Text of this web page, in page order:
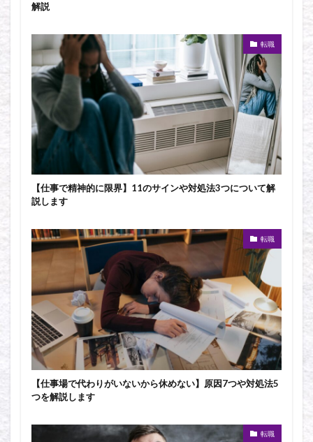
解説
転職
【仕事で精神的に限界】11のサインや対処法3つについて解
説します
転職
【仕事場で代わりがいないから休めない】原因7つや対処法5
つを解説します
転職